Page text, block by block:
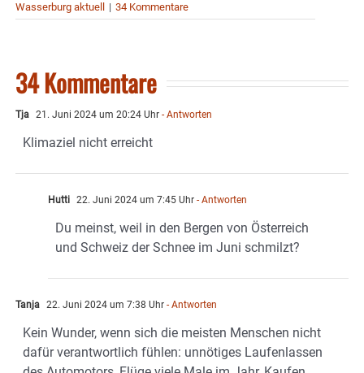
Wasserburg aktuell
| 34 Kommentare
34 Kommentare
Tja 21. Juni 2024 um 20:24 Uhr - Antworten
Klimaziel nicht erreicht
Hutti 22. Juni 2024 um 7:45 Uhr - Antworten
Du meinst, weil in den Bergen von Österreich
und Schweiz der Schnee im Juni schmilzt?
Tanja 22. Juni 2024 um 7:38 Uhr - Antworten
Kein Wunder, wenn sich die meisten Menschen nicht
dafür verantwortlich fühlen: unnötiges Laufenlassen